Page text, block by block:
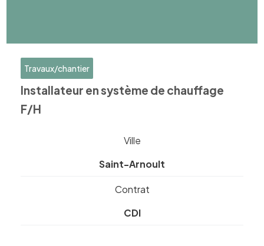
Travaux/chantier
Installateur en système de chauffage
F/H
Ville
Saint-Arnoult
Contrat
CDI